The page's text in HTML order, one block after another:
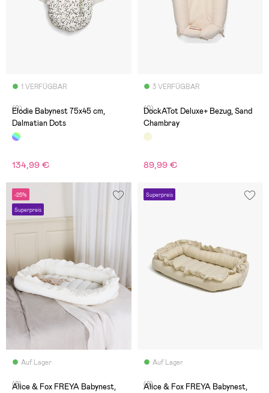
1 VERFÜGBAR
(0)
Elodie Babynest 75x45 cm,
Dalmatian Dots
134,99 €
3 VERFÜGBAR
(0)
DockATot Deluxe+ Bezug, Sand
Chambray
89,99 €
-25%
Superpreis
Auf Lager
(8)
Alice & Fox FREYA Babynest,
Superpreis
Auf Lager
(8)
Alice & Fox FREYA Babynest,